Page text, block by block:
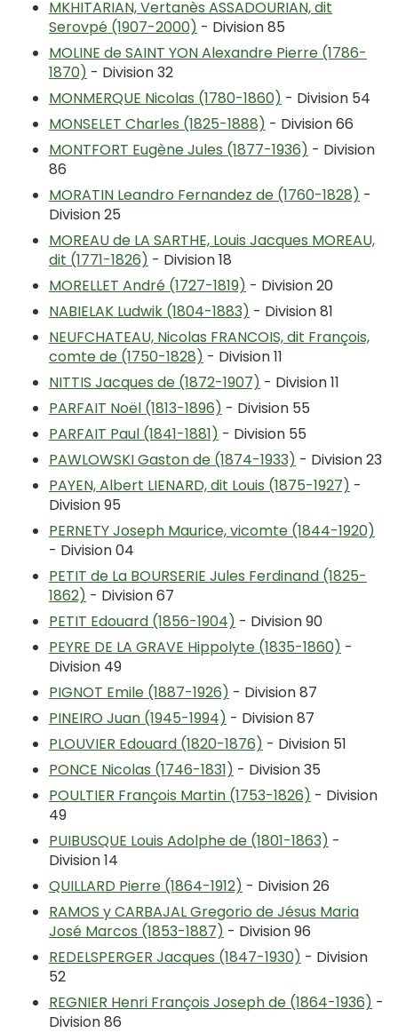
MKHITARIAN, Vertanès ASSADOURIAN, dit
Serovpé (1907-2000) - Division 85
MOLINE de SAINT YON Alexandre Pierre (1786-
1870) - Division 32
MONMERQUE Nicolas (1780-1860) - Division 54
MONSELET Charles (1825-1888) - Division 66
MONTFORT Eugène Jules (1877-1936) - Division
86
MORATIN Leandro Fernandez de (1760-1828) -
Division 25
MOREAU de LA SARTHE, Louis Jacques MOREAU,
dit (1771-1826) - Division 18
MORELLET André (1727-1819) - Division 20
NABIELAK Ludwik (1804-1883) - Division 81
NEUFCHATEAU, Nicolas FRANCOIS, dit François,
comte de (1750-1828) - Division 11
NITTIS Jacques de (1872-1907) - Division 11
PARFAIT Noël (1813-1896) - Division 55
PARFAIT Paul (1841-1881) - Division 55
PAWLOWSKI Gaston de (1874-1933) - Division 23
PAYEN, Albert LIENARD, dit Louis (1875-1927) -
Division 95
PERNETY Joseph Maurice, vicomte (1844-1920)
- Division 04
PETIT de La BOURSERIE Jules Ferdinand (1825-
1862) - Division 67
PETIT Edouard (1856-1904) - Division 90
PEYRE DE LA GRAVE Hippolyte (1835-1860) -
Division 49
PIGNOT Emile (1887-1926) - Division 87
PINEIRO Juan (1945-1994) - Division 87
PLOUVIER Edouard (1820-1876) - Division 51
PONCE Nicolas (1746-1831) - Division 35
POULTIER François Martin (1753-1826) - Division
49
PUIBUSQUE Louis Adolphe de (1801-1863) -
Division 14
QUILLARD Pierre (1864-1912) - Division 26
RAMOS y CARBAJAL Gregorio de Jésus Maria
José Marcos (1853-1887) - Division 96
REDELSPERGER Jacques (1847-1930) - Division
52
REGNIER Henri François Joseph de (1864-1936) -
Division 86